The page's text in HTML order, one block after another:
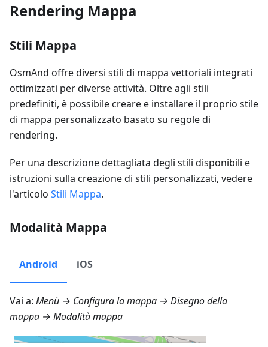
Rendering Mappa
Stili Mappa
OsmAnd offre diversi stili di mappa vettoriali integrati
ottimizzati per diverse attività. Oltre agli stili
predefiniti, è possibile creare e installare il proprio stile
di mappa personalizzato basato su regole di
rendering.
Per una descrizione dettagliata degli stili disponibili e
istruzioni sulla creazione di stili personalizzati, vedere
l'articolo Stili Mappa.
Modalità Mappa
Android iOS
Vai a: Menù → Configura la mappa → Disegno della
mappa → Modalità mappa